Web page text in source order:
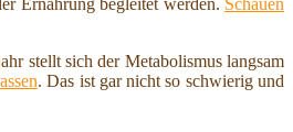
Ernährung begleitet werden. Schauen
stellt sich der Metabolismus langsam
. Das ist gar nicht so schwierig und